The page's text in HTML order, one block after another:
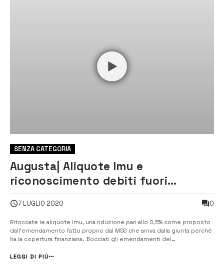
SENZA CATEGORIA
Augusta| Aliquote Imu e
riconoscimento debiti fuori
7 LUGLIO 2020 0
Ritoccate le aliquote Imu, una riduzione pari allo 0,5% come proposto
dall’emendamento fatto proprio dal M5S che arriva dalla giunta perché
ha la copertura finanziaria. Bocciati gli emendamenti del
dalla maggioranza i riconoscimenti di due debiti fuori bilancio, per un
LEGGI DI PIÙ